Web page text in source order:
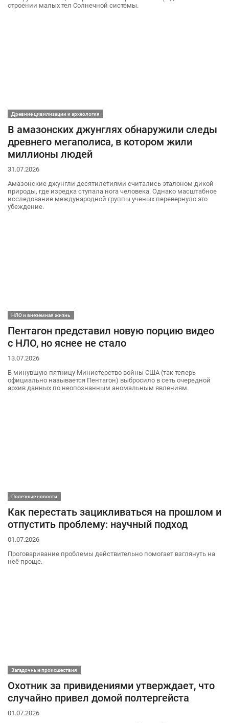
строении малых тел Солнечной системы.
Древние цивилизации и археология
В амазонских джунглях обнаружили следы
древнего мегаполиса, в котором жили
миллионы людей
31.07.2026
Амазонские джунгли десятилетиями считались эталоном дикой
природы, где изредка ступала нога человека. Однако масштабное
исследование международной группы ученых перевернуло это
убеждение.
НЛО и внеземная жизнь
Пентагон представил новую порцию видео
с НЛО, но яснее не стало
13.07.2026
В минувшую пятницу Министерство войны США (так теперь
официально называется Пентагон) выбросило в сеть очередной
архив данных по неопознанным аномальным явлениям.
Полезные новости
Как перестать зацикливаться на прошлом и
отпустить проблему: научный подход
01.07.2026
Проговаривание проблемы действительно помогает взглянуть на
неё проще.
Загадочные происшествия
Охотник за привидениями утверждает, что
случайно привел домой полтергейста
01.07.2026